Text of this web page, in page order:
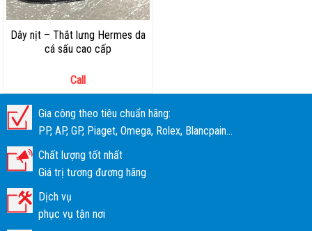
Dây nịt – Thắt lưng Hermes da
cá sấu cao cấp
Call
Gia công theo tiêu chuẩn hãng:
PP, AP, GP, Piaget, Omega, Rolex, Blancpain...
Chất lượng tốt nhất
Giá trị tương đương hãng
Dịch vụ
phục vụ tận nơi